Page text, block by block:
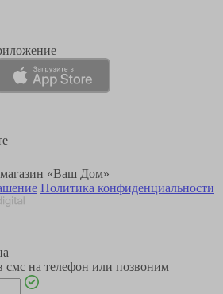
«Ваш Дом»
Политика конфиденциальности
на телефон или позвоним